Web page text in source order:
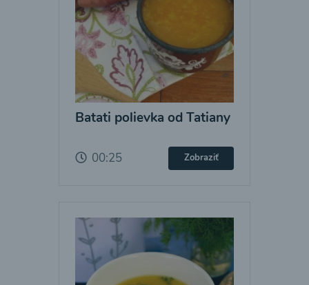
Batati polievka od Tatiany
00:25 Zobraziť